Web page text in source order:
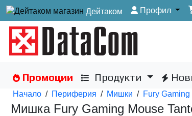
Дейтаком Профил
Промоции Продукти
Начало / Периферия / Мишки / Fury
Мишка Fury Gaming Mouse